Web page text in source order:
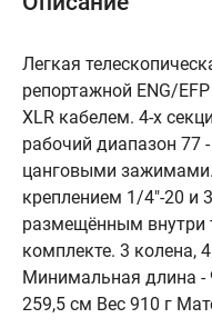
Легкая
репортажной ENG/
XLR кабелем. 4-х
рабочий диапазон 77
цанговыми
креплением 1/4"-20 и
размещённым внутри
комплекте. 3 колена,
Минимальная длина -
259,5 см Вес 910 г